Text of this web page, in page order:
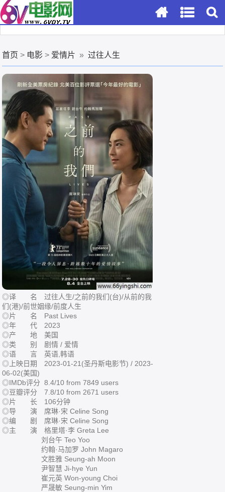
首页 > 电影 > 爱情片 »过往人生
◎译 名 过往人生/之前的我们(台)/从前的我
们(港)/前世姻缘/前度人生
◎片 名 Past Lives
◎年 代 2023
◎产 地 美国
◎类 别 剧情 / 爱情
◎语 言 英语,韩语
◎上映日期 2023-01-21(圣丹斯电影节) / 2023-
06-02(美国)
◎IMDb评分 8.4/10 from 7849 users
◎豆瓣评分 7.8/10 from 2671 users
◎片 长 106分钟
◎导 演 席琳·宋 Celine Song
◎编 剧 席琳·宋 Celine Song
◎主 演 格里塔·李 Greta Lee
刘台午 Teo Yoo
约翰·马加罗 John Magaro
文胜雅 Seung-ah Moon
尹智慧 Ji-hye Yun
崔元英 Won-young Choi
严晟敏 Seung-min Yim